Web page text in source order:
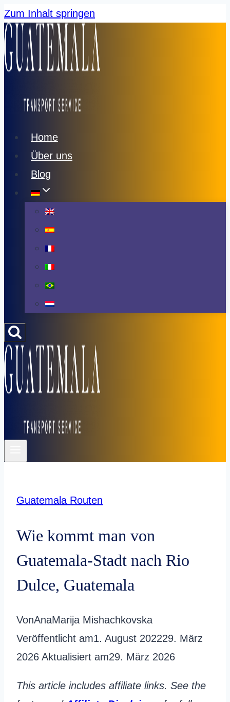
Zum Inhalt springen
Home
Über uns
Blog
Guatemala Routen
Wie kommt man von
Guatemala-Stadt nach Rio
Dulce, Guatemala
VonAnaMarija Mishachkovska
Veröffentlicht am1. August 202229. März
2026 Aktualisiert am29. März 2026
This article includes affiliate links. See the